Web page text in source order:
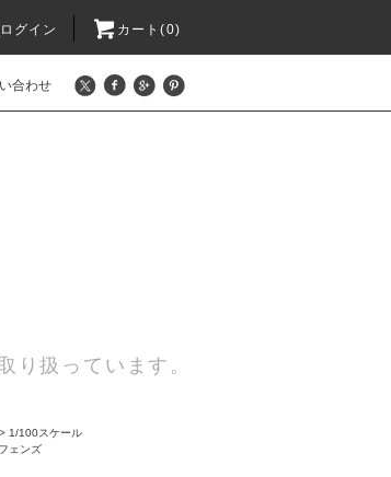
ログイン カート(0)
合わせ
り扱っています。
> 1/100スケール
ェンズ